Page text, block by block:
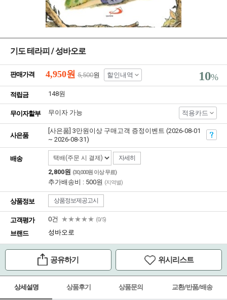
기도 테라피 / 성바오로
판매가격 4,950원 5,500원 할인내역 10%
적립금 148원
무이자할부 무이자 가능 적용카드
사은품
[사은품] 3만원이상 구매고객 증정이벤트 (2026-08-01
~ 2026-08-31)
배송 자세히
2,800원 (30,000원 이상 무료)
추가배송비 : 500원 (지역별)
상품정보 상품정보제공고시
고객평가 0건 ★★★★★ (0/5)
브랜드 성바오로
공유하기 위시리스트
상세설명 상품후기 상품문의 교환/반품/배송